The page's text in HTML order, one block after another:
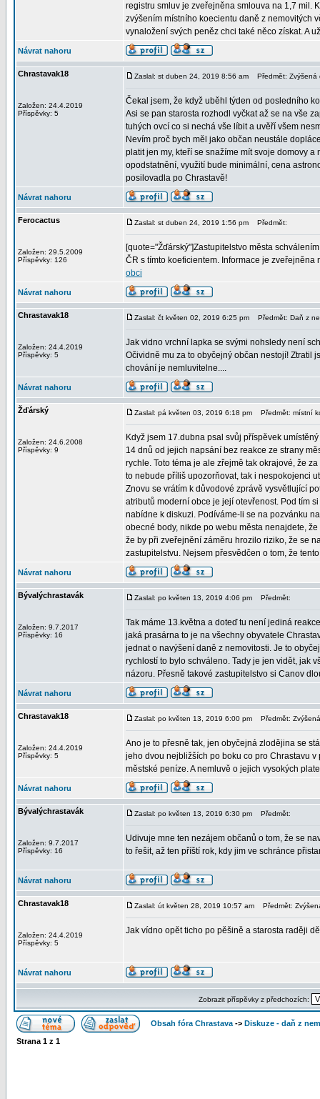
registru smluv je zveřejněna smlouva na 1,7 mil.
zvýšením místního koecientu daně z nemovitých
vynaložení svých peněz chci také něco získat. A
Návrat nahoru
Chrastavak18
Založen: 24.4.2019
Příspěvky: 5
Zaslal: st duben 24, 2019 8:56 am Předmět: Zvýšená
Čekal jsem, že když uběhl týden od posledního
Asi se pan starosta rozhodl vyčkat až se na vše
tuhých ovcí co si nechá vše líbit a uvěří všem
Nevím proč bych měl jako občan neustále
platit jen my, kteří se snažíme mít svoje domovy
opodstatnění, využití bude minimální, cena
posilovadla po Chrastavě!
Návrat nahoru
Ferocactus
Založen: 29.5.2009
Příspěvky: 126
Zaslal: st duben 24, 2019 1:56 pm Předmět:
[quote="Žďárský"]Zastupitelstvo města
ČR s tímto koeficientem. Informace je zveřejněna
obci
Návrat nahoru
Chrastavak18
Založen: 24.4.2019
Příspěvky: 5
Zaslal: čt květen 02, 2019 6:25 pm Předmět: Daň z
Jak vidno vrchní lapka se svými nohsledy není
Očividně mu za to obyčejný občan nestojí! Ztratil
chování je nemluvitelne....
Návrat nahoru
Žďárský
Založen: 24.6.2008
Příspěvky: 9
Zaslal: pá květen 03, 2019 6:18 pm Předmět: místní
Když jsem 17.dubna psal svůj příspěvek
14 dnů od jejich napsání bez reakce ze strany
rychle. Toto téma je ale zřejmě tak okrajové, že
to nebude příliš upozorňovat, tak i nespokojenci
Znovu se vrátím k důvodové zprávě vysvětlující
atributů moderní obce je její otevřenost. Pod tím
nabídne k diskuzi. Podíváme-li se na pozvánku
obecné body, nikde po webu města nenajdete,
že by při zveřejnění záměru hrozilo riziko, že se
zastupitelstvu. Nejsem přesvědčen o tom, že
Návrat nahoru
Bývalýchrastavák
Založen: 9.7.2017
Příspěvky: 16
Zaslal: po květen 13, 2019 4:06 pm Předmět:
Tak máme 13.května a doteď tu není jediná
jaká prasárna to je na všechny obyvatele
jednat o navýšení daně z nemovitosti. Je to
rychlostí to bylo schváleno. Tady je jen vidět, jak
názoru. Přesně takové zastupitelstvo si Canov
Návrat nahoru
Chrastavak18
Založen: 24.4.2019
Příspěvky: 5
Zaslal: po květen 13, 2019 6:00 pm Předmět:
Ano je to přesně tak, jen obyčejná zlodějina se
jeho dvou nejbližších po boku co pro Chrastavu
městské peníze. A nemluvě o jejich vysokých
Návrat nahoru
Bývalýchrastavák
Založen: 9.7.2017
Příspěvky: 16
Zaslal: po květen 13, 2019 6:30 pm Předmět:
Udivuje mne ten nezájem občanů o tom, že se
to řešit, až ten příští rok, kdy jim ve schránce
Návrat nahoru
Chrastavak18
Založen: 24.4.2019
Příspěvky: 5
Zaslal: út květen 28, 2019 10:57 am Předmět:
Jak vídno opět ticho po pěšině a starosta raději
Návrat nahoru
Zobrazit příspěvky z předchozích:
Obsah fóra Chrastava -> Diskuze - daň z
Strana 1 z 1